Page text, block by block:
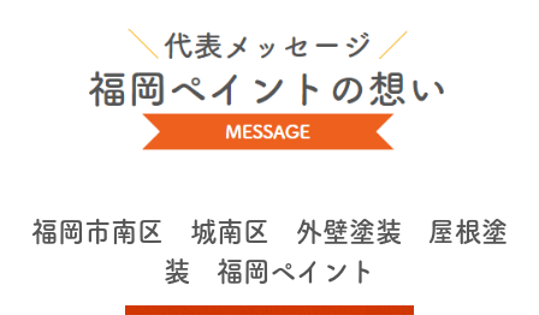
福岡市南区 城南区 外壁塗装 屋根塗
装 福岡ペイント